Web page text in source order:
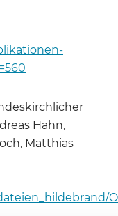
Hahn,
Matthias